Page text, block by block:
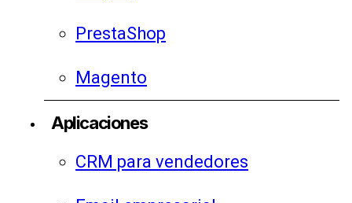
PrestaShop
Magento
Aplicaciones
CRM para vendedores